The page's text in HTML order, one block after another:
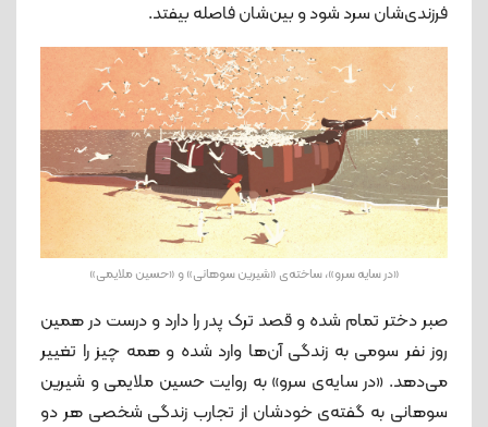
فرزندی‌شان سرد شود و بین‌شان فاصله بیفتد.
«در سایه سرو»، ساخته‌ی «شیرین سوهانی» و «حسین ملایمی»
صبر دختر تمام شده و قصد ترک پدر را دارد و درست در همین
روز نفر سومی به زندگی آن‌ها وارد شده و همه چیز را تغییر
می‌دهد. «در سایه‌ی‌ سرو» به روایت حسین ملایمی و شیرین
سوهانی به گفته‌ی خودشان از تجارب زندگی شخصی هر دو